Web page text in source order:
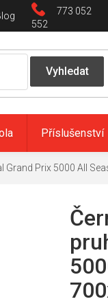
773 052
552
Příslušenství
Prix 5000 All